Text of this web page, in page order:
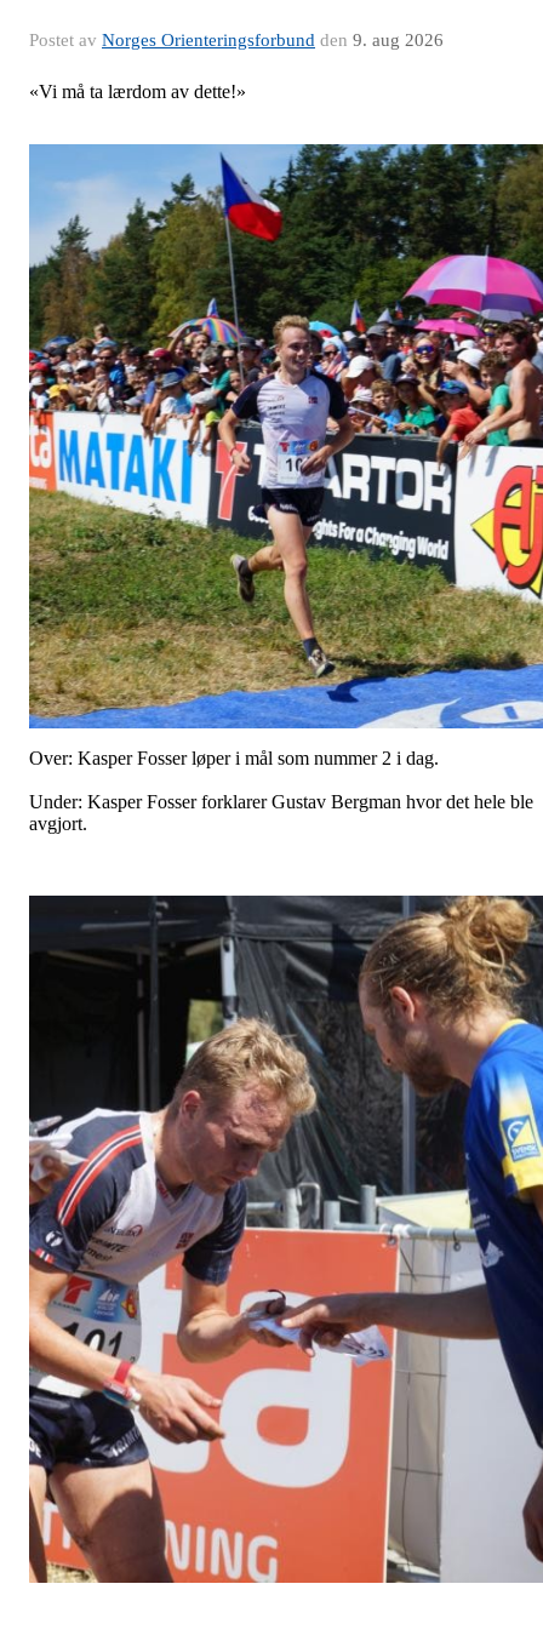
Postet av Norges Orienteringsforbund den 9. aug 2026
«Vi må ta lærdom av dette!»
Over: Kasper Fosser løper i mål som nummer 2 i dag.
Under: Kasper Fosser forklarer Gustav Bergman hvor det hele ble
avgjort.